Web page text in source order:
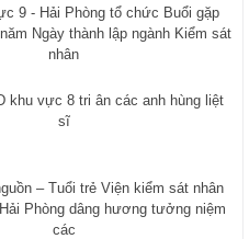
9 - Hải Phòng tổ chức Buổi gặp
Ngày thành lập ngành Kiểm sát
nhân
khu vực 8 tri ân các anh hùng liệt
sĩ
– Tuổi trẻ Viện kiểm sát nhân
Phòng dâng hương tưởng niệm
các